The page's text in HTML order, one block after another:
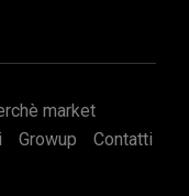
market
Growup
Contatti